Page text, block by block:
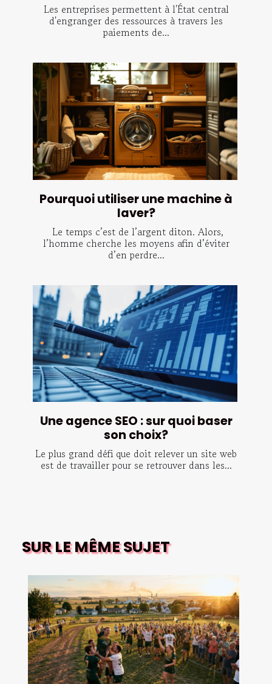
Les entreprises permettent à l'État central
d'engranger des ressources à travers les
paiements de...
Pourquoi utiliser une machine à
laver?
Le temps c’est de l’argent diton. Alors,
l’homme cherche les moyens afin d’éviter
d’en perdre...
Une agence SEO : sur quoi baser
son choix?
Le plus grand défi que doit relever un site web
est de travailler pour se retrouver dans les...
SUR LE MÊME SUJET